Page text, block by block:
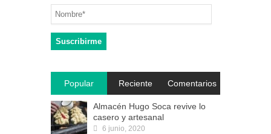
Popular Reciente Comentarios
Almacén Hugo Soca revive lo
casero y artesanal
6 junio, 2020